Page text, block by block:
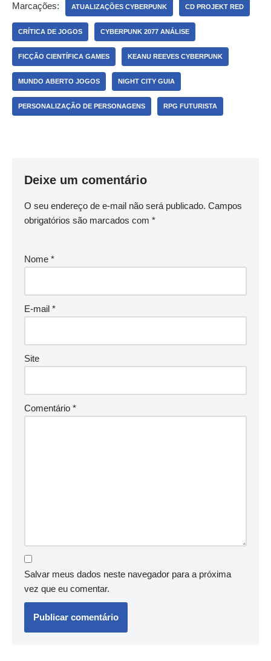
Marcações: ATUALIZAÇÕES CYBERPUNK CD PROJEKT RED
CRÍTICA DE JOGOS CYBERPUNK 2077 ANÁLISE
FICÇÃO CIENTÍFICA GAMES KEANU REEVES CYBERPUNK
MUNDO ABERTO JOGOS NIGHT CITY GUIA
PERSONALIZAÇÃO DE PERSONAGENS RPG FUTURISTA
Deixe um comentário
O seu endereço de e-mail não será publicado. Campos
obrigatórios são marcados com *
Nome *
E-mail *
Site
Comentário *
Salvar meus dados neste navegador para a próxima
vez que eu comentar.